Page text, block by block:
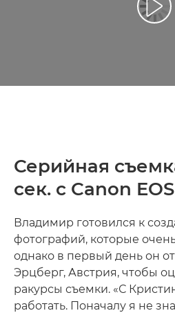
Серийная
сек. с Canon
Владимир готовился к
фотографий, которые очень
однако в первый день он
Эрцберг, Австрия, чтобы
ракурсы съемки. «С
работать. Поначалу я не